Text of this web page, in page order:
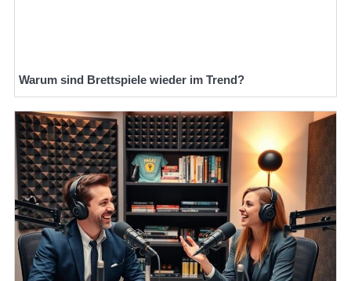
Warum sind Brettspiele wieder im Trend?